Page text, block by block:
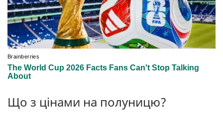
Що з цінами на полуницю?